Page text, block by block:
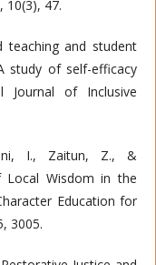
10(3), 47.
teaching and student
study of self-efficacy
Journal of Inclusive
I., Zaitun, Z., &
Local Wisdom in the
Education for
3005.